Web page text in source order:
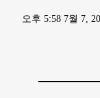
일자
오후 5:58 7월 7,